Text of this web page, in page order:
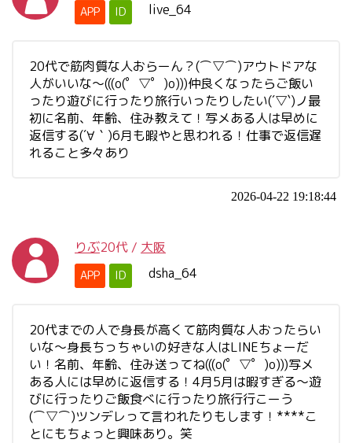
APP ID live_64
20代で筋肉質な人おらーん？(⌒▽⌒)アウトドアな
人がいいな〜(((o(゜▽゜)o)))仲良くなったらご飯い
ったり遊びに行ったり旅行いったりしたい(´▽`)ノ最
初に名前、年齢、住み教えて！写メある人は早めに
返信する(´∀｀)6月も暇やと思われる！仕事で返信遅
れること多々あり
2026-04-22 19:18:44
りぶ20代 / 大阪
APP ID dsha_64
20代までの人で身長が高くて筋肉質な人おったらい
いな〜身長ちっちゃいの好きな人はLINEちょーだ
い！名前、年齢、住み送ってね(((o(゜▽゜)o)))写メ
ある人には早めに返信する！4月5月は暇すぎる〜遊
びに行ったりご飯食べに行ったり旅行行こーう
(⌒▽⌒)ツンデレって言われたりもします！****こ
とにもちょっと興味あり。笑